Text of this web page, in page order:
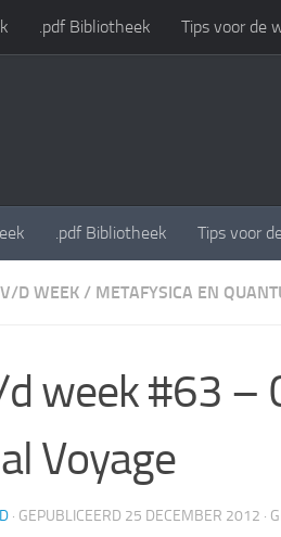
.pdf Bibliotheek Tips voor de
.pdf Bibliotheek Tips voor
D WEEK / METAFYSICA EN
week #63 –
Voyage
· GEPUBLICEERD 25 DECEMBER 2012 ·